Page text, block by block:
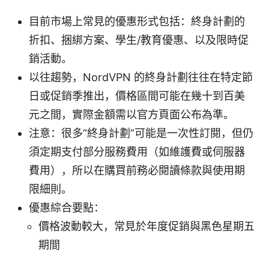
目前市場上常見的優惠形式包括：終身計劃的
折扣、捆綁方案、學生/教育優惠、以及限時促
銷活動。
以往趨勢，NordVPN 的終身計劃往往在特定節
日或促銷季推出，價格區間可能在幾十到百美
元之間，實際金額需以官方頁面公布為準。
注意：很多“終身計劃”可能是一次性訂閱，但仍
須定期支付部分服務費用（如維護費或伺服器
費用），所以在購買前務必閱讀條款與使用期
限細則。
優惠綜合要點：
價格波動較大，常見於年度促銷與黑色星期五
期間